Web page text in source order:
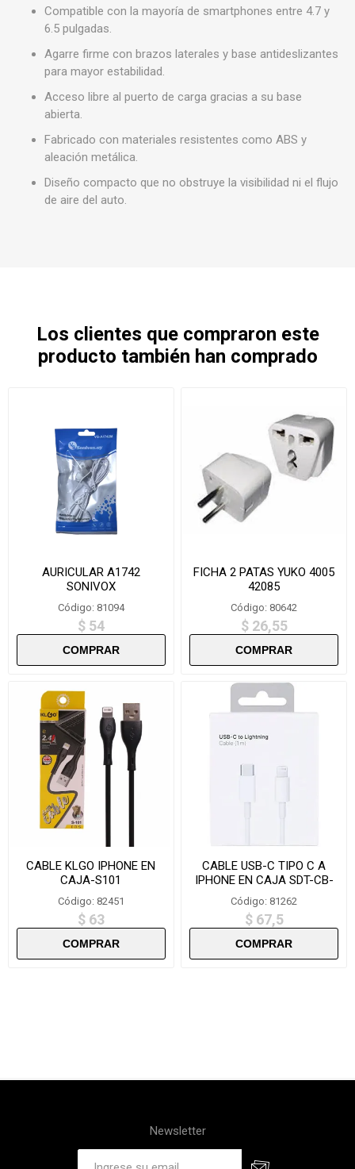
Compatible con la mayoría de smartphones entre 4.7 y
6.5 pulgadas.
Agarre firme con brazos laterales y base antideslizantes
para mayor estabilidad.
Acceso libre al puerto de carga gracias a su base
abierta.
Fabricado con materiales resistentes como ABS y
aleación metálica.
Diseño compacto que no obstruye la visibilidad ni el flujo
de aire del auto.
Los clientes que compraron este
producto también han comprado
AURICULAR A1742
SONIVOX
Código: 81094
$ 54
FICHA 2 PATAS YUKO 4005
42085
Código: 80642
$ 26,55
CABLE KLGO IPHONE EN
CAJA-S101
Código: 82451
$ 63
CABLE USB-C TIPO C A
IPHONE EN CAJA SDT-CB-
1A
Código: 81262
$ 67,5
Newsletter